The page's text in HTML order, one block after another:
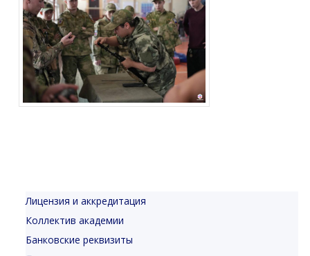
Лицензия и аккредитация
Коллектив академии
Банковские реквизиты